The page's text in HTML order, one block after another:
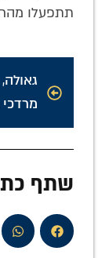
תתפעלו
גאולה,
מרדכי
שתף